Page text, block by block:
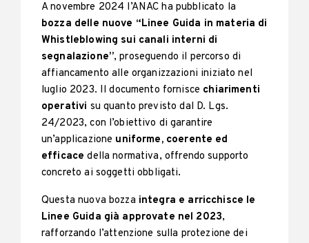
A novembre 2024 l’ANAC ha pubblicato la
bozza delle nuove “Linee Guida in materia di
Whistleblowing sui canali interni di
segnalazione”, proseguendo il percorso di
affiancamento alle organizzazioni iniziato nel
luglio 2023. Il documento fornisce chiarimenti
operativi su quanto previsto dal D. Lgs.
24/2023, con l’obiettivo di garantire
un’applicazione uniforme, coerente ed
efficace della normativa, offrendo supporto
concreto ai soggetti obbligati.
Questa nuova bozza integra e arricchisce le
Linee Guida già approvate nel 2023,
rafforzando l’attenzione sulla protezione dei